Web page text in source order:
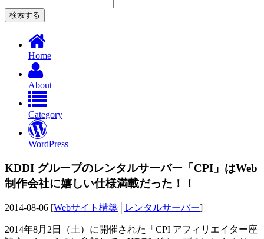
Home
About
Category
WordPress
KDDI グループのレンタルサーバー「CPI」はWeb
制作会社に嬉しい仕様満載だった！！
2014-08-06 [Webサイト構築 レンタルサーバー]
2014年8月2日（土）に開催された「CPI アフィリエイター座